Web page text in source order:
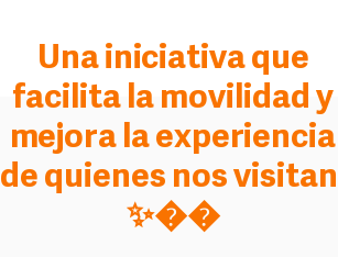
Una iniciativa que
facilita la movilidad y
mejora la experiencia
de quienes nos
✨��